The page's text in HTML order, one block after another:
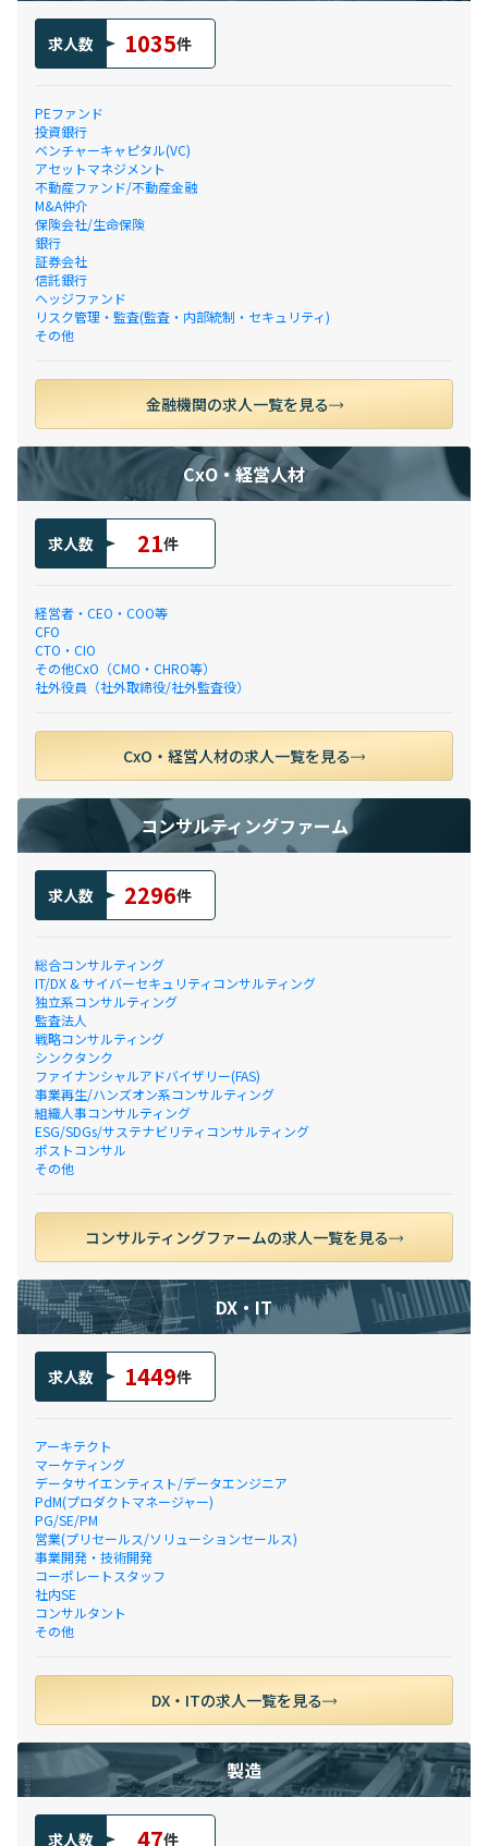
求人数 1035件
PEファンド
投資銀行
ベンチャーキャピタル(VC)
アセットマネジメント
不動産ファンド/不動産金融
M&A仲介
保険会社/生命保険
銀行
証券会社
信託銀行
ヘッジファンド
リスク管理・監査(監査・内部統制・セキュリティ)
その他
金融機関の求人一覧を見る
CxO・経営人材
求人数 21件
経営者・CEO・COO等
CFO
CTO・CIO
その他CxO（CMO・CHRO等）
社外役員（社外取締役/社外監査役）
CxO・経営人材の求人一覧を見る
コンサルティングファーム
求人数 2296件
総合コンサルティング
IT/DX & サイバーセキュリティコンサルティング
独立系コンサルティング
監査法人
戦略コンサルティング
シンクタンク
ファイナンシャルアドバイザリー(FAS)
事業再生/ハンズオン系コンサルティング
組織人事コンサルティング
ESG/SDGs/サステナビリティコンサルティング
ポストコンサル
その他
コンサルティングファームの求人一覧を見る
DX・IT
求人数 1449件
アーキテクト
マーケティング
データサイエンティスト/データエンジニア
PdM(プロダクトマネージャー)
PG/SE/PM
営業(プリセールス/ソリューションセールス)
事業開発・技術開発
コーポレートスタッフ
社内SE
コンサルタント
その他
DX・ITの求人一覧を見る
製造
求人数 47件